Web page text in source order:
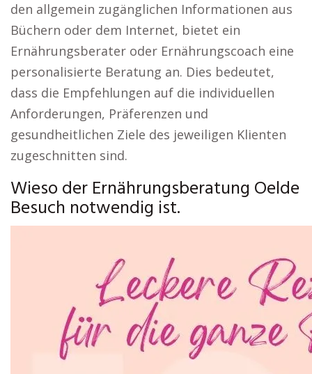
den allgemein zugänglichen Informationen aus
Büchern oder dem Internet, bietet ein
Ernährungsberater oder Ernährungscoach eine
personalisierte Beratung an. Dies bedeutet,
dass die Empfehlungen auf die individuellen
Anforderungen, Präferenzen und
gesundheitlichen Ziele des jeweiligen Klienten
zugeschnitten sind.
Wieso der Ernährungsberatung Oelde
Besuch notwendig ist.